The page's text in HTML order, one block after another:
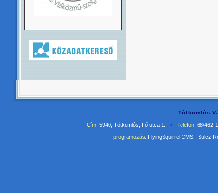
Tótkomlós
Cím: 5940, Tótkomlós, Fő utca 1. • Telefon: 68/462-
programozás: FlyingSquirrel CMS- Sulcz